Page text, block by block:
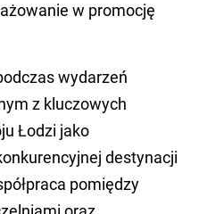
w promocję
wydarzeń
z kluczowych
Łodzi jako
destynacji
pomiędzy